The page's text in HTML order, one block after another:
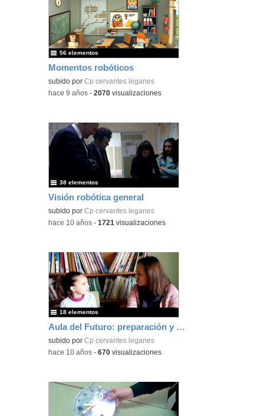
Momentos robóticos
subido porCp cervantes leganes
56 elementos
-hace 9 años -2070 visualizaciones
Visión robótica general
subido porCp cervantes leganes
38 elementos
-hace 10 años -1721 visualizaciones
Aula del Futuro: preparación y asistencia
subido porCp cervantes leganes
18 elementos
-hace 10 años -670 visualizaciones